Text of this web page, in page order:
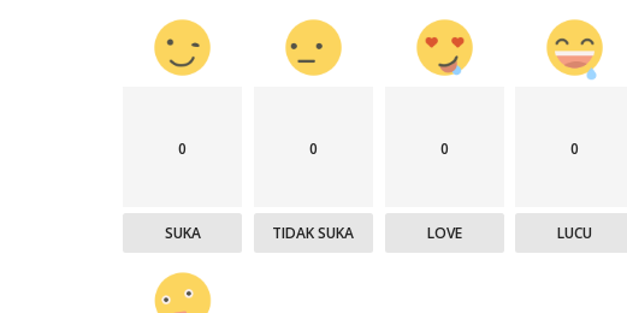
0
SUKA
0
TIDAK SUKA
0
LOVE
0
LUCU
Lhokseumawe
Warga Temukan Bayi Laki-laki
Ditinggalkan di Area Persawahan...